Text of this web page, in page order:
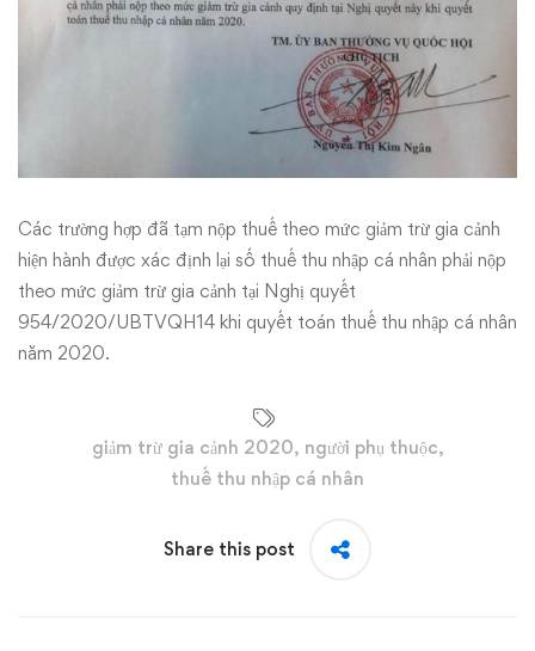
Các trường hợp đã tạm nộp thuế theo mức giảm trừ gia cảnh
hiện hành được xác định lại số thuế thu nhập cá nhân phải nộp
theo mức giảm trừ gia cảnh tại Nghị quyết
954/2020/UBTVQH14 khi quyết toán thuế thu nhập cá nhân
năm 2020.
giảm trừ gia cảnh 2020, người phụ thuộc,
thuế thu nhập cá nhân
Share this post